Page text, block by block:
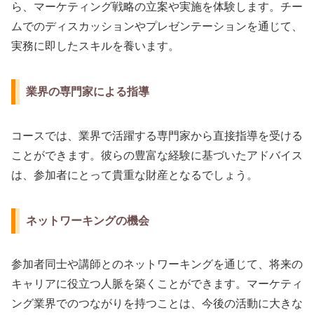
ら、マーケティング戦略の立案や実施を体験します。チー
ムでのディスカッションやプレゼンテーションを通じて、
実務に即したスキルを養います。
業界の専門家による指導
コースでは、業界で活躍する専門家から直接指導を受ける
ことができます。彼らの豊富な経験に基づいたアドバイス
は、参加者にとって貴重な財産となるでしょう。
ネットワーキングの機会
参加者同士や講師とのネットワーキングを通じて、将来の
キャリアに役立つ人脈を築くことができます。マーケティ
ング業界でのつながりを持つことは、今後の活動に大きな